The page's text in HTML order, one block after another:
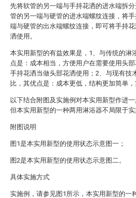
先将软管的另一端与手持花洒的进水端拆
管的另一端与硬管的进水端螺纹连接，将
端与硬管的出水端螺纹连接，即可将手持
洒使用。
本实用新型的有益效果是，1、与传统的淋
点是：成本相当，方便用户在需要使用头
手持花洒当做头部花洒使用；2、与现有技
比，其优点是：成本更低，结构更加简单，
以下结合附图及实施例对本实用新型作进一
但本实用新型的一种两用淋浴器不局限于实
附图说明
图1是本实用新型的使用状态示意图一；
图2是本实用新型的使用状态示意图二。
具体实施方式
实施例，请参见图1所示，本实用新型的一